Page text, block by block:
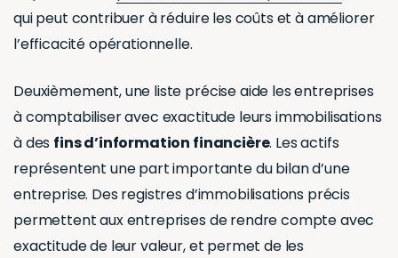
qui peut contribuer à réduire les coûts et à améliorer
l’efficacité opérationnelle.
Deuxièmement, une liste précise aide les entreprises
à comptabiliser avec exactitude leurs immobilisations
à des fins d’information financière. Les actifs
représentent une part importante du bilan d’une
entreprise. Des registres d’immobilisations précis
permettent aux entreprises de rendre compte avec
exactitude de leur valeur, et permet de les